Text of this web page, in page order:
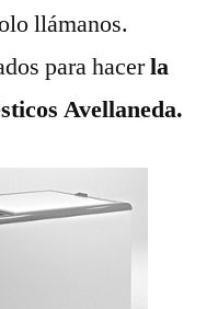
llámanos.
para hacerla
Avellaneda.